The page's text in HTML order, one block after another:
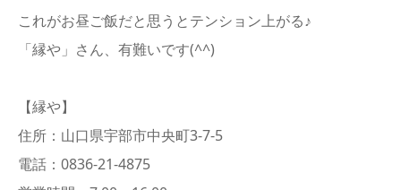
これがお昼ご飯だと思うとテンション上がる♪
「縁や」さん、有難いです(^^)
【縁や】
住所：山口県宇部市中央町3-7-5
電話：0836-21-4875